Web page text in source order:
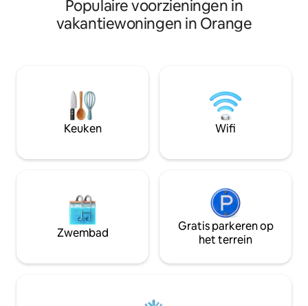
bergen, waaronder Merry Mountain.
Geniet van de ochtend terwijl je vanaf
een rocker met de veranda naar wilde
in de hangmat of beoefen yoga op het
achterdek. Bereid het diner voor in onze
grote keuken. Dan staar je in het donker
rond de vuurplaats. Deze rustige oase
Populaire voorzieningen in
vakantiewoningen in Orange
Keuken Wifi
Zwembad
Gratis parkeren op
het terrein